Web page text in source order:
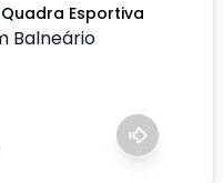
Quadra Esportiva
Balneário